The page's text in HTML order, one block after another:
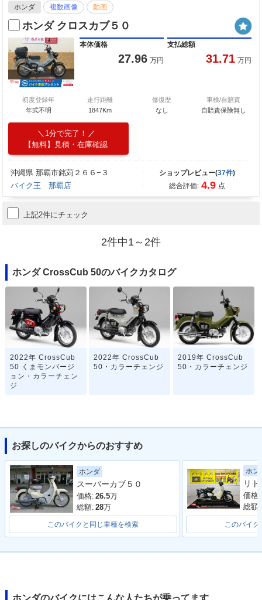
ホンダ 複数画像 動画
ホンダ クロスカブ５０
本体価格
27.96 万円
支払総額
31.71 万円
初度登録年
年式不明
走行距離
1847Km
修復歴
なし
車検/自賠責
自賠責保険無し
1分で完了！
【無料】見積・在庫確認
沖縄県 那覇市銘苅２６６−３
バイク王 那覇店
ショップレビュー(37件)
総合評価: 4.9 点
上記2件にチェック
2件中1～2件
ホンダ CrossCub 50のバイクカタログ
2022年 CrossCub
50 くまモンバージ
ョン・カラーチェン
ジ
2022年 CrossCub
50・カラーチェンジ
2019年 CrossCub
50・カラーチェンジ
2019年 CrossCub
50 くまモンバージ
ョン・特別・限定仕
様
2018年 CrossCub
50・新登場
お探しのバイクからのおすすめ
ホンダ
スーパーカブ５０
価格: 26.5万
総額: 28万
このバイクと同じ車種を検索
ホン
価格:
総額:
このバイク